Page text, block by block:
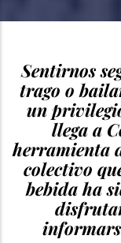
Sentirnos
trago o
un
llega a
herramienta
colectivo
bebida ha